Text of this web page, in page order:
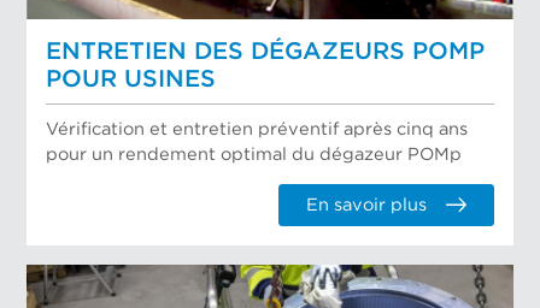
ENTRETIEN DES DÉGAZEURS POMP
POUR USINES
Vérification et entretien préventif après cinq ans
pour un rendement optimal du dégazeur POMp
En savoir plus